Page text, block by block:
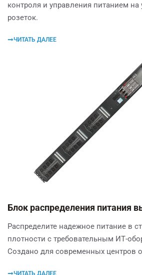
контроля и управления питанием на
розеток.
ЧИТАТЬ ДАЛЕЕ
Блок распределения питания
Распределите надежное питание в
плотности с требовательным ИТ-
Создано для современных центров
ЧИТАТЬ ДАЛЕЕ